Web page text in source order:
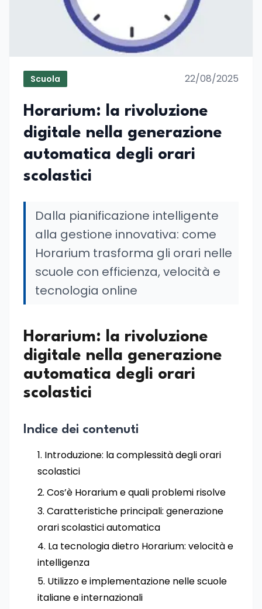
Scuola 22/08/2025
Horarium: la rivoluzione
digitale nella generazione
automatica degli orari
scolastici
Dalla pianificazione intelligente
alla gestione innovativa: come
Horarium trasforma gli orari nelle
scuole con efficienza, velocità e
tecnologia online
Horarium: la rivoluzione
digitale nella generazione
automatica degli orari
scolastici
Indice dei contenuti
Introduzione: la complessità degli orari
scolastici
Cos’è Horarium e quali problemi risolve
Caratteristiche principali: generazione
orari scolastici automatica
La tecnologia dietro Horarium: velocità e
intelligenza
Utilizzo e implementazione nelle scuole
italiane e internazionali